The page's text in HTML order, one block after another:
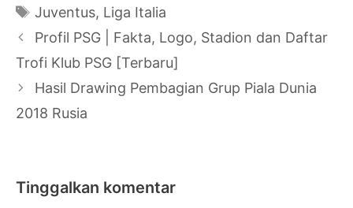
Tag
Juventus, Liga Italia
Navigasi
Tulisan
Profil PSG | Fakta, Logo, Stadion dan Daftar
Trofi Klub PSG [Terbaru]
Hasil Drawing Pembagian Grup Piala Dunia
2018 Rusia
Tinggalkan komentar